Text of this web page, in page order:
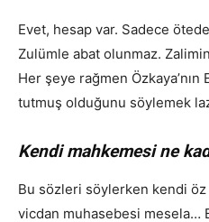
Evet, hesap var. Sadece
Zulümle abat olunmaz.
Her şeye rağmen Özkaya’nın
tutmuş olduğunu söylemek
Kendi mahkemesi ne
Bu sözleri söylerken kendi öz
vicdan muhasebesi mesela…